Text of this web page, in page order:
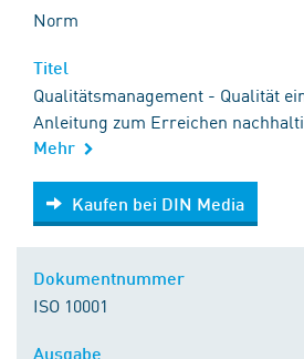
Norm
Qualitätsmanagement - Qualität
Anleitung zum Erreichen
Mehr
Kaufen bei DIN Media
Kaufen bei DIN Media
ISO 10001